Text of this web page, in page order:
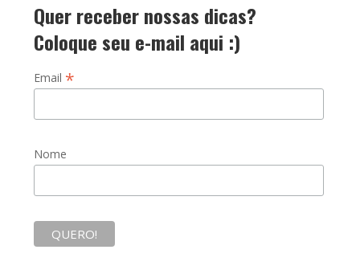
Quer receber nossas dicas?
Coloque seu e-mail aqui :)
Email *
Nome